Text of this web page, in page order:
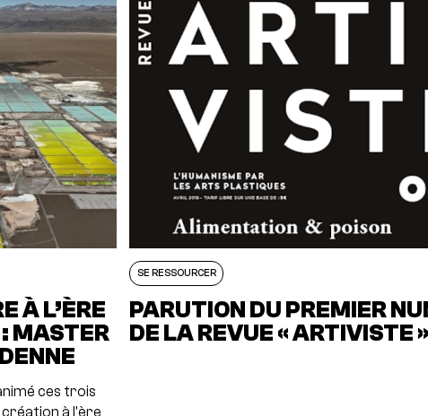
À L’ÈRE
: MASTER
ces trois
à l'ère
SE RESSOURCER
PARUTION DU PREMIER
DE LA REVUE « ARTIVISTE »